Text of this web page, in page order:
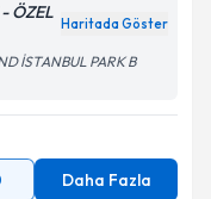
ÖZEL
Haritada Göster
İSTANBUL PARK B
Daha Fazla